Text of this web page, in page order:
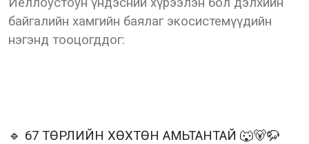
байгалийн хамгийн баялаг экосистемүүдийн
нэгэнд тооцогддог:
🔹 67 ТӨРЛИЙН ХӨХТӨН АМЬТАНТАЙ 🐺🐻🦬